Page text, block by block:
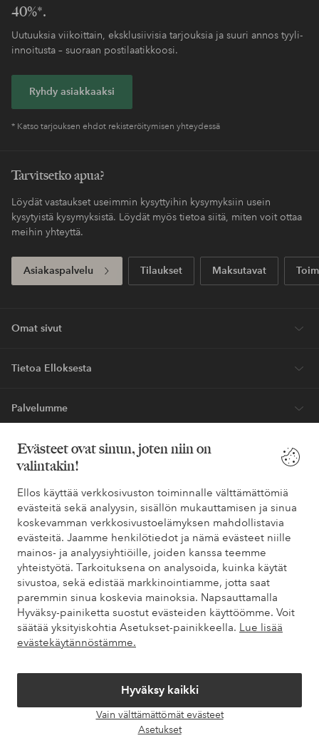
Evästeet ovat sinun, joten niin on
valintakin!
Ellos käyttää verkkosivuston toiminnalle välttämättömiä
evästeitä sekä analyysin, sisällön mukauttamisen ja sinua
koskevamman verkkosivustoelämyksen mahdollistavia
evästeitä. Jaamme henkilötiedot ja nämä evästeet niille
mainos- ja analyysiyhtiöille, joiden kanssa teemme
yhteistyötä. Tarkoituksena on analysoida, kuinka käytät
sivustoa, sekä edistää markkinointiamme, jotta saat
paremmin sinua koskevia mainoksia. Napsauttamalla
Hyväksy-painiketta suostut evästeiden käyttöömme. Voit
säätää yksityiskohtia Asetukset-painikkeella. Lue lisää
evästekäytännöstämme.
Hyväksy kaikki
Vain välttämättömät evästeet
Asetukset
40%*.
Uutuuksia viikoittain, eksklusiivisia tarjouksia ja suuri annos tyyli-
innoitusta – suoraan postilaatikkoosi.
Ryhdy asiakkaaksi
* Katso tarjouksen ehdot rekisteröitymisen yhteydessä
Tarvitsetko apua?
Löydät vastaukset useimmin kysyttyihin kysymyksiin usein
kysytyistä kysymyksistä. Löydät myös tietoa siitä, miten voit ottaa
meihin yhteyttä.
Asiakaspalvelu Tilaukset Maksutavat
Omat sivut
Tietoa Elloksesta
Palvelumme
Ehdot
Ystävät
Turvalliset maksut – maksa nyt tai erissä
Haluatko tietää lisää maksuvaihtoehdoistamme?
elpy elpy
Facebook Instagram Pinterest
Youtube